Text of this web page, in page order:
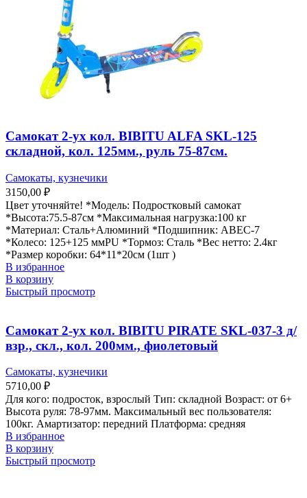
Самокат 2-ух кол. BIBITU ALFA SKL-125
складной, кол. 125мм., руль 75-87см.
Самокаты, кузнечики
3150,00 ₽
Цвет уточняйте! *Модель: Подростковый самокат
*Высота:75.5-87см *Максимальная нагрузка:100 кг
*Материал: Сталь+Алюминий *Подшипник: ABEC-7
*Колесо: 125+125 ммPU *Тормоз: Сталь *Вес нетто: 2.4кг
*Размер коробки: 64*11*20см (1шт )
В избранное
В корзину
Быстрый просмотр
Самокат 2-ух кол. BIBITU PIRATE SKL-037-3 д/
взр., скл., кол. 200мм., фиолетовый
Самокаты, кузнечики
5710,00 ₽
Для кого: подросток, взрослый Тип: складной Возраст: от 6+
Высота руля: 78-97мм. Максимальный вес пользователя:
100кг. Амартизатор: передний Платформа: средняя
В избранное
В корзину
Быстрый просмотр